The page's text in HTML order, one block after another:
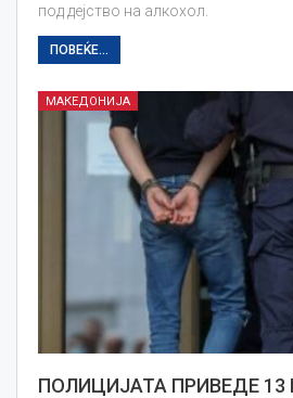
под дејство на алкохол.
ПОВЕЌЕ...
МАКЕДОНИЈА
ПОЛИЦИЈАТА ПРИВЕДЕ 13